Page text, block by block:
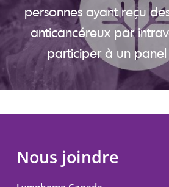
personnes ayant reçu
anticancéreux par
participer à un panel
Nous joindre